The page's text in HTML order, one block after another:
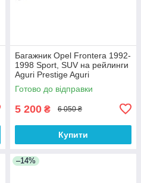
Багажник Opel Frontera 1992-
1998 Sport, SUV на рейлинги
Aguri Prestige Aguri
Готово до відправки
5 200 ₴ 6 050 ₴
Купити
–14%